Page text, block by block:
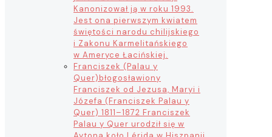
Kanonizował ją w roku 1993.
Jest ona pierwszym kwiatem
świętości narodu chilijskiego
i Zakonu Karmelitańskiego
w Ameryce Łacińskiej.
Franciszek (Palau y
Quer)błogosławiony
Franciszek od Jezusa, Maryi i
Józefa (Franciszek Palau y
Quer) 1811–1872 Franciszek
Palau y Quer urodził się w